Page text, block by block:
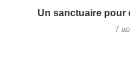
Un sanctuaire pour
7